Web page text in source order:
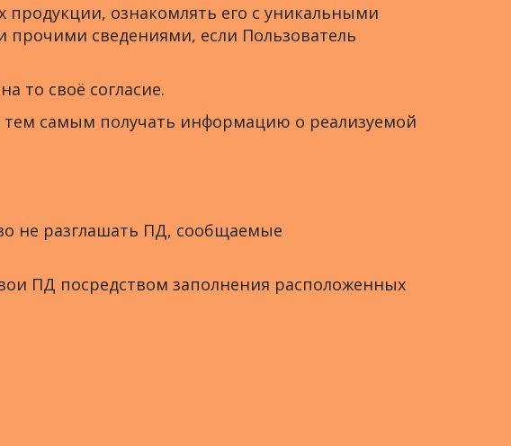
ознакомлять его с уникальными
сведениями, если Пользователь
то своё согласие.
тем самым получать информацию о реализуемой
не разглашать ПД, сообщаемые
ПД посредством заполнения расположенных